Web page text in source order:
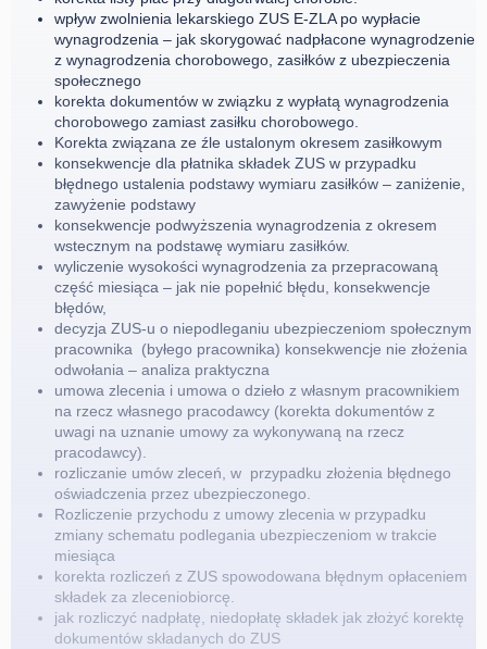
wpływ zwolnienia lekarskiego ZUS E-ZLA po wypłacie
wynagrodzenia – jak skorygować nadpłacone wynagrodzenie
z wynagrodzenia chorobowego, zasiłków z ubezpieczenia
społecznego
korekta dokumentów w związku z wypłatą wynagrodzenia
chorobowego zamiast zasiłku chorobowego.
Korekta związana ze źle ustalonym okresem zasiłkowym
konsekwencje dla płatnika składek ZUS w przypadku
błędnego ustalenia podstawy wymiaru zasiłków – zaniżenie,
zawyżenie podstawy
konsekwencje podwyższenia wynagrodzenia z okresem
wstecznym na podstawę wymiaru zasiłków.
wyliczenie wysokości wynagrodzenia za przepracowaną
część miesiąca – jak nie popełnić błędu, konsekwencje
błędów,
decyzja ZUS-u o niepodleganiu ubezpieczeniom społecznym
pracownika (byłego pracownika) konsekwencje nie złożenia
odwołania – analiza praktyczna
umowa zlecenia i umowa o dzieło z własnym pracownikiem
na rzecz własnego pracodawcy (korekta dokumentów z
uwagi na uznanie umowy za wykonywaną na rzecz
pracodawcy).
rozliczanie umów zleceń, w przypadku złożenia błędnego
oświadczenia przez ubezpieczonego.
Rozliczenie przychodu z umowy zlecenia w przypadku
zmiany schematu podlegania ubezpieczeniom w trakcie
miesiąca
korekta rozliczeń z ZUS spowodowana błędnym opłaceniem
składek za zleceniobiorcę.
jak rozliczyć nadpłatę, niedopłatę składek jak złożyć korektę
dokumentów składanych do ZUS